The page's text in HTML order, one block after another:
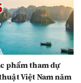
phẩm tham dự
Việt Nam năm